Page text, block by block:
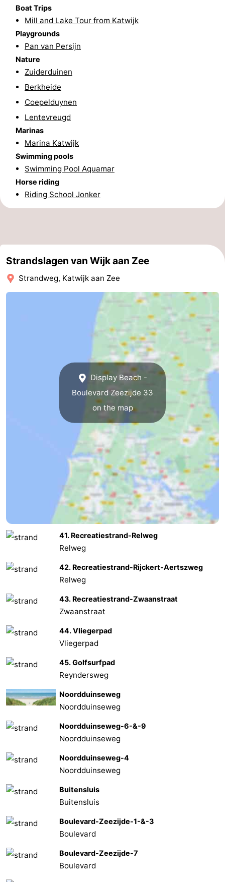
Hollands
Duin
Noordwijk
Katwijk
Scheveningen
The
Hague
Rotterdam
Rockanje
Weather
Contact
Boat Trips
Mill and Lake Tour from Katwijk
Playgrounds
Pan van Persijn
Nature
Zuiderduinen
Berkheide
Coepelduynen
Lentevreugd
Marinas
Marina Katwijk
Swimming pools
Swimming Pool Aquamar
Horse riding
Riding School Jonker
Strandslagen van Wijk aan Zee
Strandweg, Katwijk aan Zee
Display Beach -
Boulevard Zeezijde 33
on the map
41. Recreatiestrand-Relweg
Relweg
42. Recreatiestrand-Rijckert-Aertszweg
Relweg
43. Recreatiestrand-Zwaanstraat
Zwaanstraat
44. Vliegerpad
Vliegerpad
45. Golfsurfpad
Reyndersweg
Noordduinseweg
Noordduinseweg
Noordduinseweg-6-&-9
Noordduinseweg
Noordduinseweg-4
Noordduinseweg
Buitensluis
Buitensluis
Boulevard-Zeezijde-1-&-3
Boulevard
Boulevard-Zeezijde-7
Boulevard